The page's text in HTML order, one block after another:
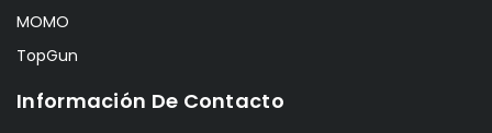
MOMO
TopGun
Información De Contacto